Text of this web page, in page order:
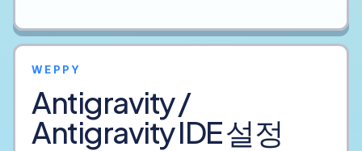
WEPPY
Antigravity /
Antigravity IDE 설정